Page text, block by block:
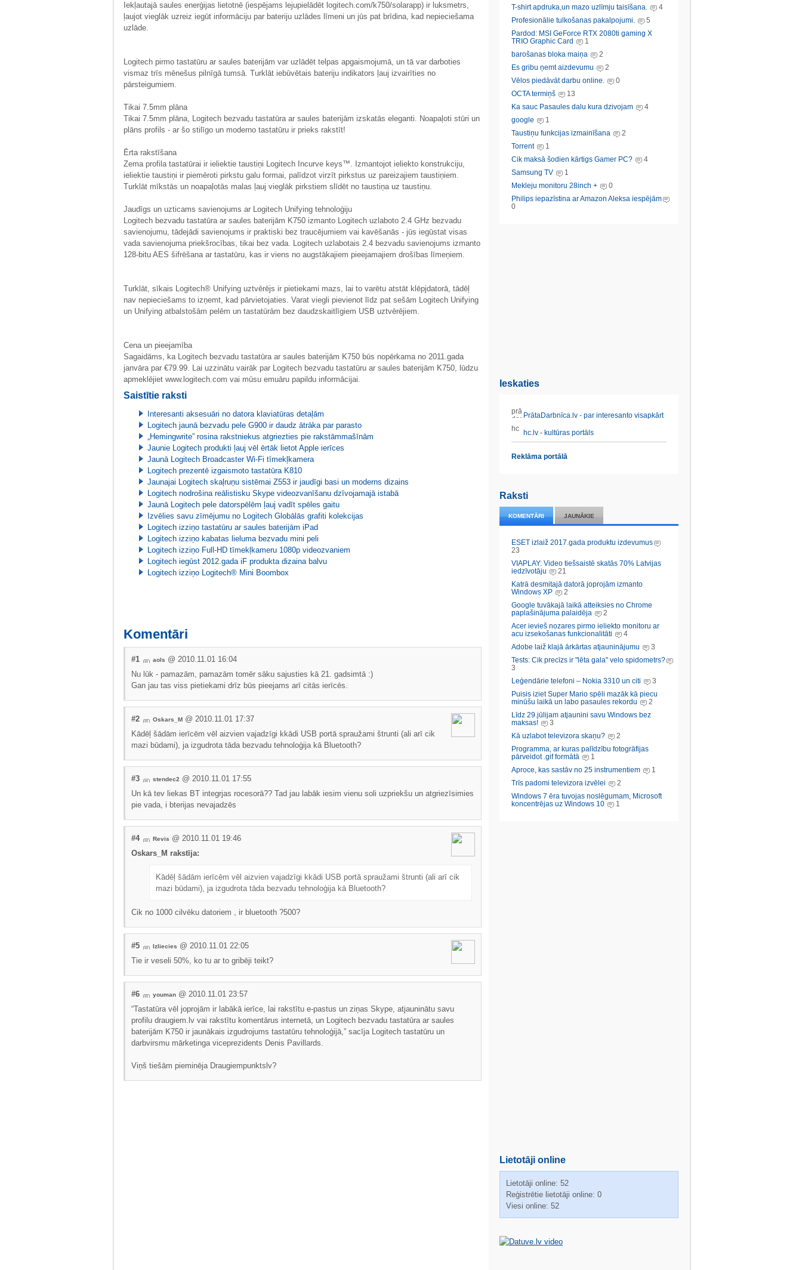
T-shirt apdruka,un mazo uzlīmju taisīšana.
4
Profesionālie tulkošanas pakalpojumi.
5
Pardod: MSI GeForce RTX 2080ti gaming X
TRIO Graphic Card
1
barošanas bloka maiņa
2
Es gribu ņemt aizdevumu
2
Vēlos piedāvāt darbu online.
0
OCTA termiņš
13
Ka sauc Pasaules dalu kura dzivojam
4
google
1
Taustiņu funkcijas izmainīšana
2
Torrent
1
Cik maksā šodien kārtigs Gamer PC?
4
Samsung TV
1
Mekleju monitoru 28inch +
0
Philips iepazīstina ar Amazon Aleksa iespējām
0
Ieskaties
PrātaDarbnīca.lv - par interesanto visapkārt
hc.lv - kultūras portāls
Reklāma portālā
Raksti
KOMENTĀRI JAUNĀKIE
ESET izlaiž 2017.gada produktu izdevumus
23
VIAPLAY: Video tiešsaistē skatās 70% Latvijas
iedzīvotāju
21
Katrā desmitajā datorā joprojām izmanto
Windows XP
2
Google tuvākajā laikā atteiksies no Chrome
paplašinājuma palaidēja
2
Acer ievieš nozares pirmo ieliekto monitoru ar
acu izsekošanas funkcionalitāti
4
Adobe laiž klajā ārkārtas atjauninājumu
3
Tests: Cik precīzs ir "lēta gala" velo spidometrs?
3
Leģendārie telefoni – Nokia 3310 un citi
3
Puisis iziet Super Mario spēli mazāk kā piecu
minūšu laikā un labo pasaules rekordu
2
Līdz 29.jūlijam atjaunini savu Windows bez
maksas!
3
Kā uzlabot televizora skaņu?
2
Programma, ar kuras palīdzību fotogrāfijas
pārveidot .gif formātā
1
Aproce, kas sastāv no 25 instrumentiem
1
Trīs padomi televizora izvēlei
2
Windows 7 ēra tuvojas noslēgumam, Microsoft
koncentrējas uz Windows 10
1
Lietotāji online
Lietotāji online: 52
Reģistrētie lietotāji online: 0
Viesi online: 52
Iekļautajā saules enerģijas lietotnē (iespējams lejupielādēt logitech.com/k750/solarapp) ir luksmetrs,
ļaujot vieglāk uzreiz iegūt informāciju par bateriju uzlādes līmeni un jūs pat brīdina, kad nepieciešama
uzlāde.
Logitech pirmo tastatūru ar saules baterijām var uzlādēt telpas apgaismojumā, un tā var darboties
vismaz trīs mēnešus pilnīgā tumsā. Turklāt iebūvētais bateriju indikators ļauj izvairīties no
pārsteigumiem.
Tikai 7.5mm plāna
Tikai 7.5mm plāna, Logitech bezvadu tastatūra ar saules baterijām izskatās eleganti. Noapaļoti stūri un
plāns profils - ar šo stilīgo un moderno tastatūru ir prieks rakstīt!
Ērta rakstīšana
Zema profila tastatūrai ir ieliektie taustiņi Logitech Incurve keys™. Izmantojot ieliekto konstrukciju,
ieliektie taustiņi ir piemēroti pirkstu galu formai, palīdzot virzīt pirkstus uz pareizajiem taustiņiem.
Turklāt mīkstās un noapaļotās malas ļauj vieglāk pirkstiem slīdēt no taustiņa uz taustiņu.
Jaudīgs un uzticams savienojums ar Logitech Unifying tehnoloģiju
Logitech bezvadu tastatūra ar saules baterijām K750 izmanto Logitech uzlaboto 2.4 GHz bezvadu
savienojumu, tādejādi savienojums ir praktiski bez traucējumiem vai kavēšanās - jūs iegūstat visas
vada savienojuma priekšrocības, tikai bez vada. Logitech uzlabotais 2.4 bezvadu savienojums izmanto
128-bitu AES šifrēšana ar tastatūru, kas ir viens no augstākajiem pieejamajiem drošības līmeņiem.
Turklāt, sīkais Logitech® Unifying uztvērējs ir pietiekami mazs, lai to varētu atstāt klēpjdatorā, tādēļ
nav nepieciešams to izņemt, kad pārvietojaties. Varat viegli pievienot līdz pat sešām Logitech Unifying
un Unifying atbalstošām pelēm un tastatūrām bez daudzskaitlīgiem USB uztvērējiem.
Cena un pieejamība
Sagaidāms, ka Logitech bezvadu tastatūra ar saules baterijām K750 būs nopērkama no 2011.gada
janvāra par €79.99. Lai uzzinātu vairāk par Logitech bezvadu tastatūru ar saules baterijām K750, lūdzu
apmeklējiet www.logitech.com vai mūsu emuāru papildu informācijai.
Saistītie raksti
Interesanti aksesuāri no datora klaviatūras detaļām
Logitech jaunā bezvadu pele G900 ir daudz ātrāka par parasto
„Hemingwrite” rosina rakstniekus atgriezties pie rakstāmmašīnām
Jaunie Logitech produkti ļauj vēl ērtāk lietot Apple ierīces
Jaunā Logitech Broadcaster Wi-Fi tīmekļkamera
Logitech prezentē izgaismoto tastatūra K810
Jaunajai Logitech skaļruņu sistēmai Z553 ir jaudīgi basi un moderns dizains
Logitech nodrošina reālistisku Skype videozvanīšanu dzīvojamajā istabā
Jaunā Logitech pele datorspēlēm ļauj vadīt spēles gaitu
Izvēlies savu zīmējumu no Logitech Globālās grafiti kolekcijas
Logitech izziņo tastatūru ar saules baterijām iPad
Logitech izziņo kabatas lieluma bezvadu mini peli
Logitech izziņo Full-HD tīmekļkameru 1080p videozvaniem
Logitech iegūst 2012.gada iF produkta dizaina balvu
Logitech izziņo Logitech® Mini Boombox
Komentāri
#1 aols @ 2010.11.01 16:04
Nu lūk - pamazām, pamazām tomēr sāku sajusties kā 21. gadsimtā :)
Gan jau tas viss pietiekami drīz būs pieejams arī citās ierīcēs.
#2 Oskars_M @ 2010.11.01 17:37
Kādēļ šādām ierīcēm vēl aizvien vajadzīgi kkādi USB portā spraužami štrunti (ali arī cik
mazi būdami), ja izgudrota tāda bezvadu tehnoloģija kā Bluetooth?
#3 stendec2 @ 2010.11.01 17:55
Un kā tev liekas BT integrjas rocesorā?? Tad jau labāk iesim vienu soli uzpriekšu un atgriezīsimies
pie vada, i bterijas nevajadzēs
#4 Revis @ 2010.11.01 19:46
Oskars_M rakstīja:
Kādēļ šādām ierīcēm vēl aizvien vajadzīgi kkādi USB portā spraužami štrunti (ali arī cik
mazi būdami), ja izgudrota tāda bezvadu tehnoloģija kā Bluetooth?
Cik no 1000 cilvēku datoriem , ir bluetooth ?500?
#5 Izliecies @ 2010.11.01 22:05
Tie ir veseli 50%, ko tu ar to gribēji teikt?
#6 youman @ 2010.11.01 23:57
“Tastatūra vēl joprojām ir labākā ierīce, lai rakstītu e-pastus un ziņas Skype, atjauninātu savu
profilu draugiem.lv vai rakstītu komentārus internetā, un Logitech bezvadu tastatūra ar saules
baterijām K750 ir jaunākais izgudrojums tastatūru tehnoloģijā,” sacīja Logitech tastatūru un
darbvirsmu mārketinga viceprezidents Denis Pavillards.
Viņš tiešām pieminēja Draugiempunktslv?